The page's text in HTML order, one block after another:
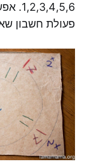
פעולת חשבון